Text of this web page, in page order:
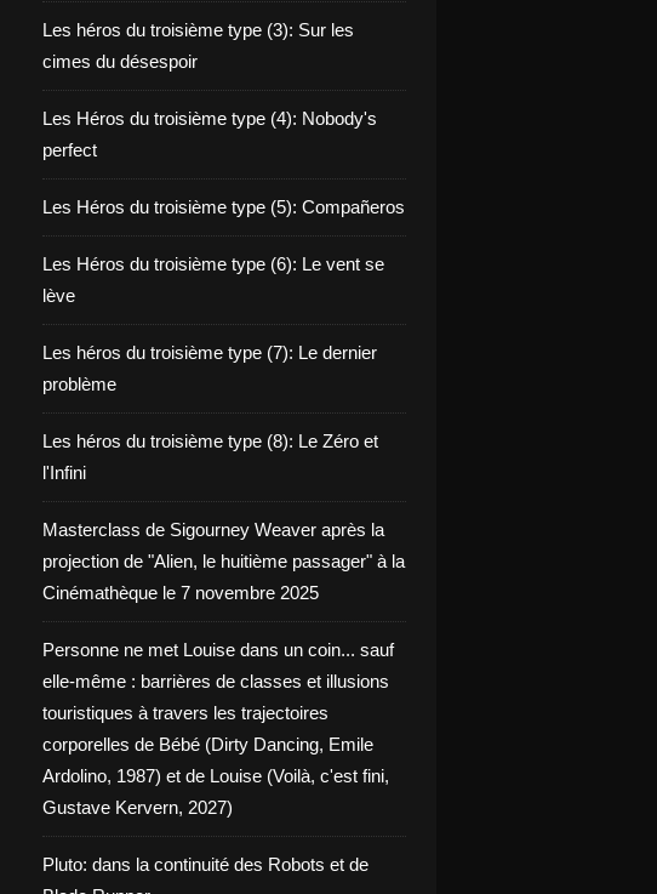
Les héros du troisième type (3): Sur les
cimes du désespoir
Les Héros du troisième type (4): Nobody's
perfect
Les Héros du troisième type (5): Compañeros
Les Héros du troisième type (6): Le vent se
lève
Les héros du troisième type (7): Le dernier
problème
Les héros du troisième type (8): Le Zéro et
l'Infini
Masterclass de Sigourney Weaver après la
projection de "Alien, le huitième passager" à la
Cinémathèque le 7 novembre 2025
Personne ne met Louise dans un coin... sauf
elle-même : barrières de classes et illusions
touristiques à travers les trajectoires
corporelles de Bébé (Dirty Dancing, Emile
Ardolino, 1987) et de Louise (Voilà, c'est fini,
Gustave Kervern, 2027)
Pluto: dans la continuité des Robots et de